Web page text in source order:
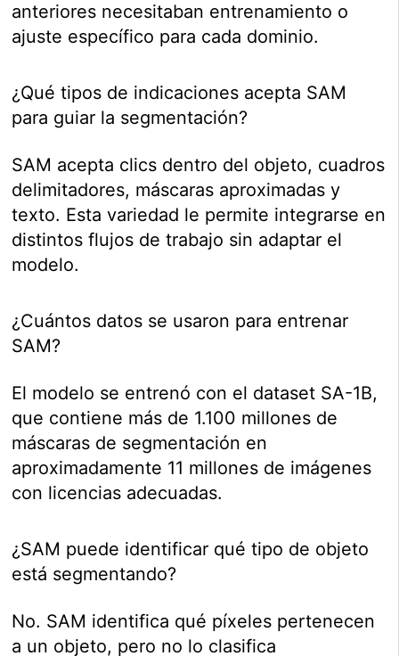
anteriores necesitaban entrenamiento o
ajuste específico para cada dominio.
¿Qué tipos de indicaciones acepta SAM
para guiar la segmentación?
SAM acepta clics dentro del objeto, cuadros
delimitadores, máscaras aproximadas y
texto. Esta variedad le permite integrarse en
distintos flujos de trabajo sin adaptar el
modelo.
¿Cuántos datos se usaron para entrenar
SAM?
El modelo se entrenó con el dataset SA-1B,
que contiene más de 1.100 millones de
máscaras de segmentación en
aproximadamente 11 millones de imágenes
con licencias adecuadas.
¿SAM puede identificar qué tipo de objeto
está segmentando?
No. SAM identifica qué píxeles pertenecen
a un objeto, pero no lo clasifica